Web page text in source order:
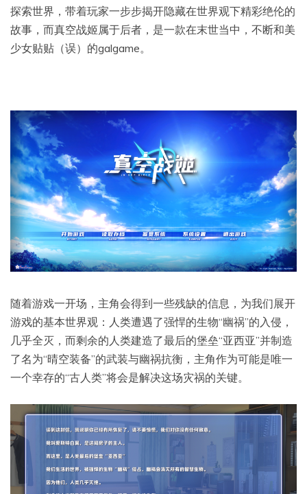
探索世界，带着玩家一步步揭开隐藏在世界观下精彩绝伦的
故事，而真空战姬属于后者，是一款在末世当中，不断和美
少女贴贴（误）的galgame。
随着游戏一开场，主角会得到一些残缺的信息，为我们展开
游戏的基本世界观：人类遭遇了强悍的生物“幽祸”的入侵，
几乎全灭，而剩余的人类建造了最后的堡垒“亚西亚”并制造
了名为“晴空装备”的武装与幽祸抗衡，主角作为可能是唯一
一个幸存的“古人类”将会是解决这场灾祸的关键。